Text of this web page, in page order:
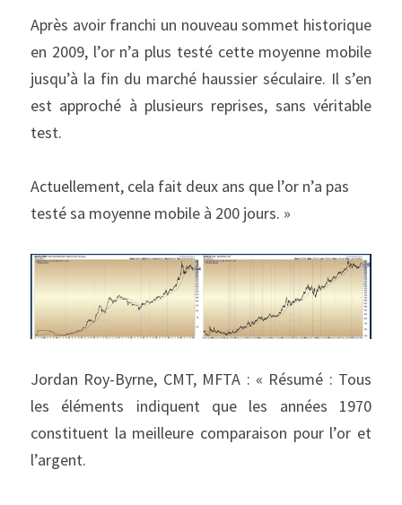
Après avoir franchi un nouveau sommet historique
en 2009, l’or n’a plus testé cette moyenne mobile
jusqu’à la fin du marché haussier séculaire. Il s’en
est approché à plusieurs reprises, sans véritable
test.
Actuellement, cela fait deux ans que l’or n’a pas
testé sa moyenne mobile à 200 jours. »
Jordan Roy-Byrne, CMT, MFTA : « Résumé : Tous
les éléments indiquent que les années 1970
constituent la meilleure comparaison pour l’or et
l’argent.